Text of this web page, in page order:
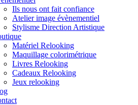
Ils nous ont fait confiance
Atelier image évènementiel
Stylisme Direction Artistique
Matériel Relooking
Maquillage colorimétrique
Livres Relooking
Cadeaux Relooking
Jeux relooking